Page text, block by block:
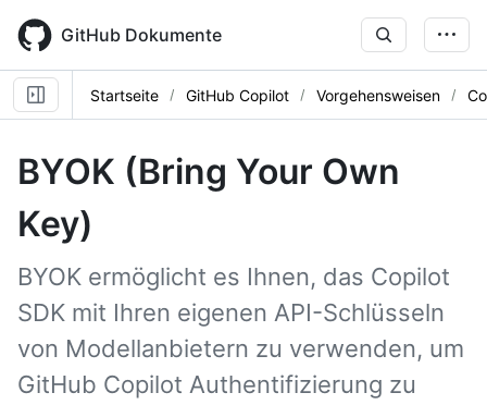
main
content
GitHub Dokumente
Startseite GitHub Copilot Vorgehensweisen
BYOK (Bring Your Own
Key)
BYOK ermöglicht es Ihnen, das Copilot
SDK mit Ihren eigenen API-Schlüsseln
von Modellanbietern zu verwenden, um
GitHub Copilot Authentifizierung zu